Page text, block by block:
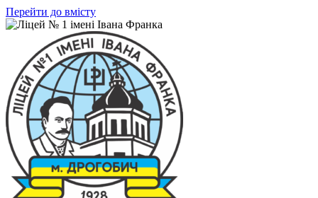
Перейти до вмісту